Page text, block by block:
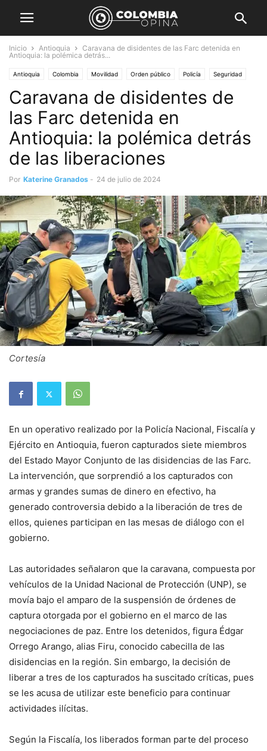
Inicio Antioquia
Caravana de disidentes de las Farc detenida en
Antioquia: la polémica detrás...
Antioquia Colombia Movilidad Orden público Policía Seguridad
Caravana de disidentes de
las Farc detenida en
Antioquia: la polémica detrás
de las liberaciones
Por Katerine Granados - 24 de julio de 2024
Cortesía
En un operativo realizado por la Policía Nacional, Fiscalía y
Ejército en Antioquia, fueron capturados siete miembros
del Estado Mayor Conjunto de las disidencias de las Farc.
La intervención, que sorprendió a los capturados con
armas y grandes sumas de dinero en efectivo, ha
generado controversia debido a la liberación de tres de
ellos, quienes participan en las mesas de diálogo con el
gobierno.
Las autoridades señalaron que la caravana, compuesta por
vehículos de la Unidad Nacional de Protección (UNP), se
movía bajo el amparo de la suspensión de órdenes de
captura otorgada por el gobierno en el marco de las
negociaciones de paz. Entre los detenidos, figura Édgar
Orrego Arango, alias Firu, conocido cabecilla de las
disidencias en la región. Sin embargo, la decisión de
liberar a tres de los capturados ha suscitado críticas, pues
se les acusa de utilizar este beneficio para continuar
actividades ilícitas.
Según la Fiscalía, los liberados forman parte del proceso